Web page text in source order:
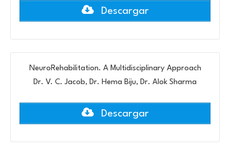
Descargar
NeuroRehabilitation. A Multidisciplinary Approach
Dr. V. C. Jacob, Dr. Hema Biju, Dr. Alok Sharma
Descargar